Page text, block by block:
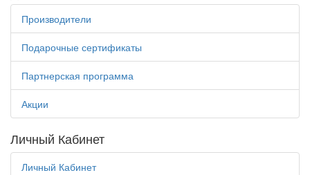
Производители
Подарочные сертификаты
Партнерская программа
Акции
Личный Кабинет
Личный Кабинет